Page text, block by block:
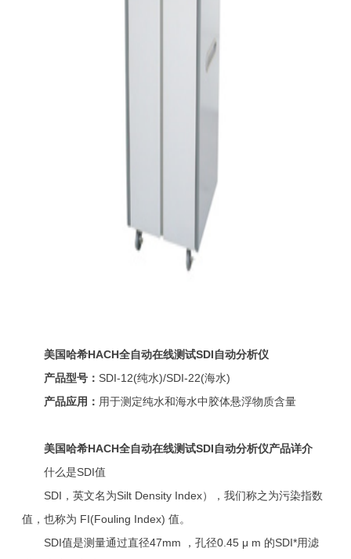
美国哈希HACH全自动在线测试SDI自动分析仪
产品型号： SDI-12(纯水)/SDI-22(海水)
产品应用： 用于测定纯水和海水中胶体悬浮物质含量
美国哈希HACH全自动在线测试SDI自动分析仪产品详介
什么是SDI值
SDI，英文名为Silt Density Index），我们称之为污染指数
值，也称为 FI(Fouling Index) 值。
SDI值是测量通过直径47mm ，孔径0.45 μ m 的SDI*用滤